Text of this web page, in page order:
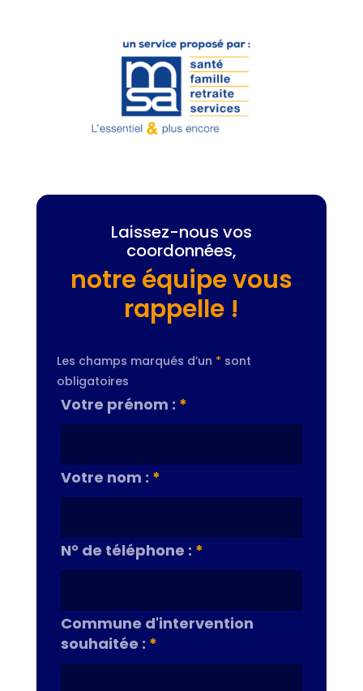
Laissez-nous vos
coordonnées,
notre équipe vous
rappelle !
Les champs marqués d’un * sont
obligatoires
Votre prénom : *
Votre nom : *
N° de téléphone : *
Commune d'intervention
souhaitée : *